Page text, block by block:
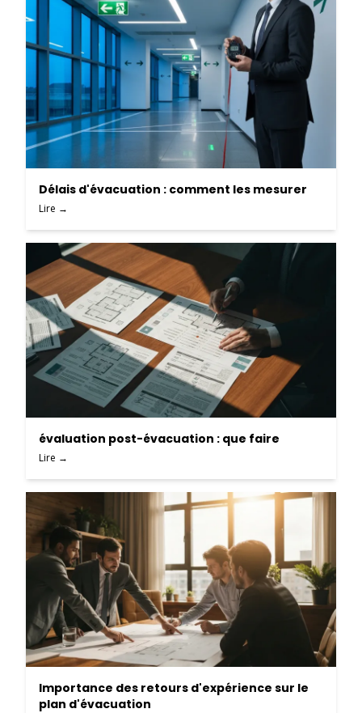
Délais d'évacuation : comment les mesurer
Lire →
évaluation post-évacuation : que faire
Lire →
Importance des retours d'expérience sur le
plan d'évacuation